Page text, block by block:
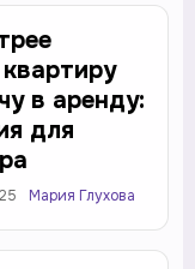
в аренду:
для
Мария Глухова